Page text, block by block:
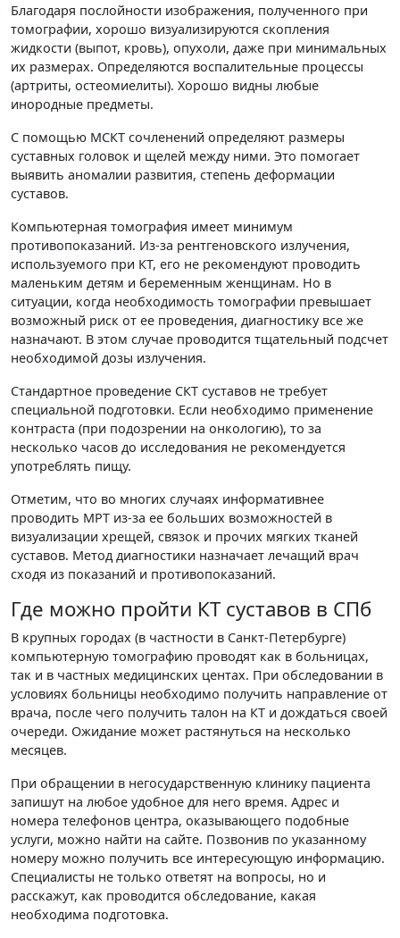
Благодаря послойности изображения, полученного при
томографии, хорошо визуализируются скопления
жидкости (выпот, кровь), опухоли, даже при минимальных
их размерах. Определяются воспалительные процессы
(артриты, остеомиелиты). Хорошо видны любые
инородные предметы.
С помощью МСКТ сочленений определяют размеры
суставных головок и щелей между ними. Это помогает
выявить аномалии развития, степень деформации
суставов.
Компьютерная томография имеет минимум
противопоказаний. Из-за рентгеновского излучения,
используемого при КТ, его не рекомендуют проводить
маленьким детям и беременным женщинам. Но в
ситуации, когда необходимость томографии превышает
возможный риск от ее проведения, диагностику все же
назначают. В этом случае проводится тщательный подсчет
необходимой дозы излучения.
Стандартное проведение СКТ суставов не требует
специальной подготовки. Если необходимо применение
контраста (при подозрении на онкологию), то за
несколько часов до исследования не рекомендуется
употреблять пищу.
Отметим, что во многих случаях информативнее
проводить МРТ из-за ее больших возможностей в
визуализации хрещей, связок и прочих мягких тканей
суставов. Метод диагностики назначает лечащий врач
сходя из показаний и противопоказаний.
Где можно пройти КТ суставов в СПб
В крупных городах (в частности в Санкт-Петербурге)
компьютерную томографию проводят как в больницах,
так и в частных медицинских центах. При обследовании в
условиях больницы необходимо получить направление от
врача, после чего получить талон на КТ и дождаться своей
очереди. Ожидание может растянуться на несколько
месяцев.
При обращении в негосударственную клинику пациента
запишут на любое удобное для него время. Адрес и
номера телефонов центра, оказывающего подобные
услуги, можно найти на сайте. Позвонив по указанному
номеру можно получить все интересующую информацию.
Специалисты не только ответят на вопросы, но и
расскажут, как проводится обследование, какая
необходима подготовка.